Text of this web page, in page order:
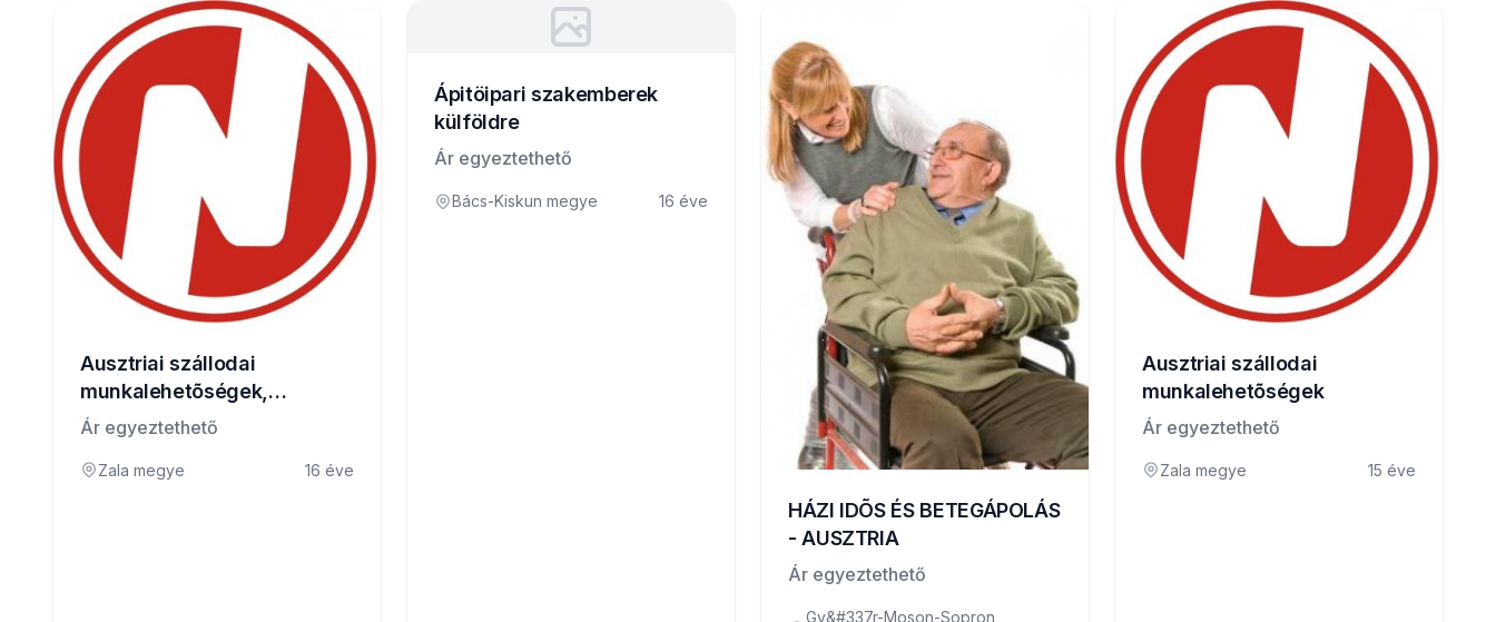
Ausztriai szállodai
munkalehetõségek,
felszolgáló, szakács,
Ár egyeztethető
Zala megye 16 éve
Ápitöipari szakemberek
külföldre
Ár egyeztethető
Bács-Kiskun megye 16 éve
HÁZI IDÕS ÉS BETEGÁPOLÁS
- AUSZTRIA
Ár egyeztethető
Gy&#337r-Moson-Sopron
Ausztriai szállodai
munkalehetõségek
Ár egyeztethető
Zala megye 15 éve